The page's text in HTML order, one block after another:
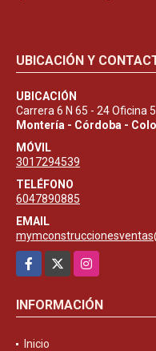
UBICACIÓN Y
UBICACIÓN
Carrera 6 N 65 - 24 Oficina
Montería - Córdoba -
MÓVIL
3017294539
TELÉFONO
6047890885
EMAIL
Facebook
Instagram
INFORMACIÓN
Inicio